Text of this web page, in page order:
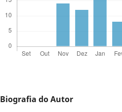
Biografia do Autor